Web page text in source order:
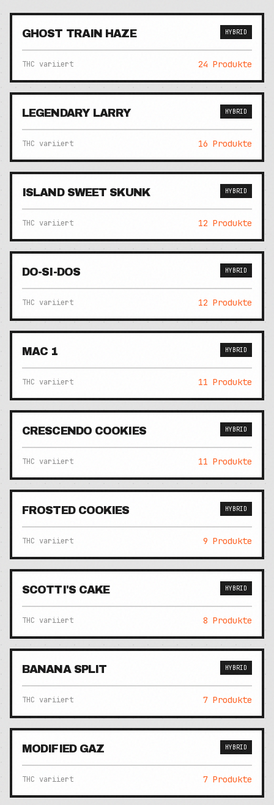
GHOST TRAIN HAZE HYBRID
THC variiert 24 Produkte
LEGENDARY LARRY HYBRID
THC variiert 16 Produkte
ISLAND SWEET SKUNK HYBRID
THC variiert 12 Produkte
DO-SI-DOS HYBRID
THC variiert 12 Produkte
MAC 1 HYBRID
THC variiert 11 Produkte
CRESCENDO COOKIES HYBRID
THC variiert 11 Produkte
FROSTED COOKIES HYBRID
THC variiert 9 Produkte
SCOTTI'S CAKE HYBRID
THC variiert 8 Produkte
BANANA SPLIT HYBRID
THC variiert 7 Produkte
MODIFIED GAZ HYBRID
THC variiert 7 Produkte